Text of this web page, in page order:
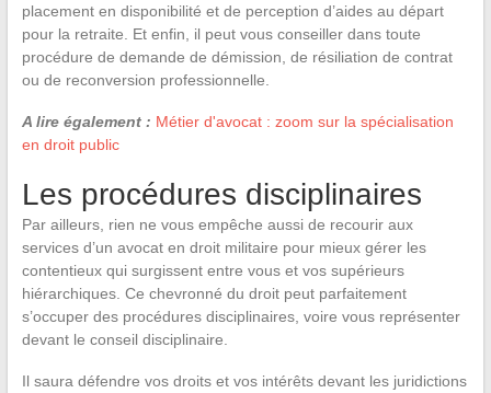
placement en disponibilité et de perception d’aides au départ
pour la retraite. Et enfin, il peut vous conseiller dans toute
procédure de demande de démission, de résiliation de contrat
ou de reconversion professionnelle.
A lire également : Métier d'avocat : zoom sur la spécialisation
en droit public
Les procédures disciplinaires
Par ailleurs, rien ne vous empêche aussi de recourir aux
services d’un avocat en droit militaire pour mieux gérer les
contentieux qui surgissent entre vous et vos supérieurs
hiérarchiques. Ce chevronné du droit peut parfaitement
s’occuper des procédures disciplinaires, voire vous représenter
devant le conseil disciplinaire.
Il saura défendre vos droits et vos intérêts devant les juridictions